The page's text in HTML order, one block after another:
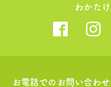
わかた
お電話でのお問い合わ